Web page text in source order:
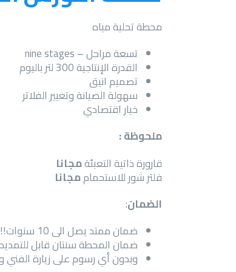
محطة تحلية مياه
تسعة مراحل – nine stages
القدرة الإنتاجية 300 لتر باليوم
تصميم انيق
سهولة الصيانة وتغيير الفلاتر
خيار اقتصادي
ملحوظة :
قارورة ذاتية التعبئةمجانا
فلتر شور للاستحماممجانا
الضمان:
ضمان ممتد يصل الى 10 سنوات!!
ضمان المحطة سنتان قابل للتمديد لغاية
وبدون أي رسوم على زيارة الفني